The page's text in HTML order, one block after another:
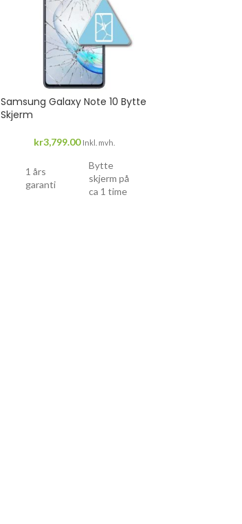
Samsung Galaxy Note 10 Bytte
Skjerm
kr3,799.00 Inkl. mvh.
1 års
garanti
Bytte
skjerm på
ca 1 time